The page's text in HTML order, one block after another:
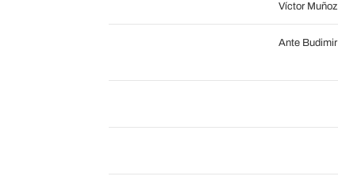
Víctor Muñoz
Ante Budimir